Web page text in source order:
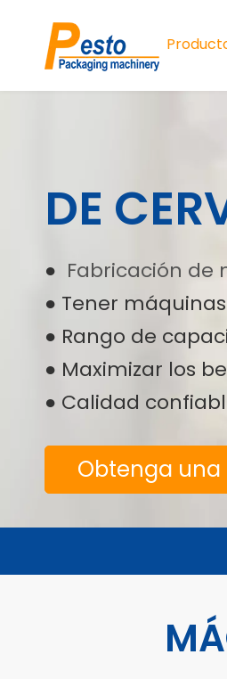
DE
● Fabricación de
● Tener
● Rango de
● Maximizar los
● Calidad
Obtenga